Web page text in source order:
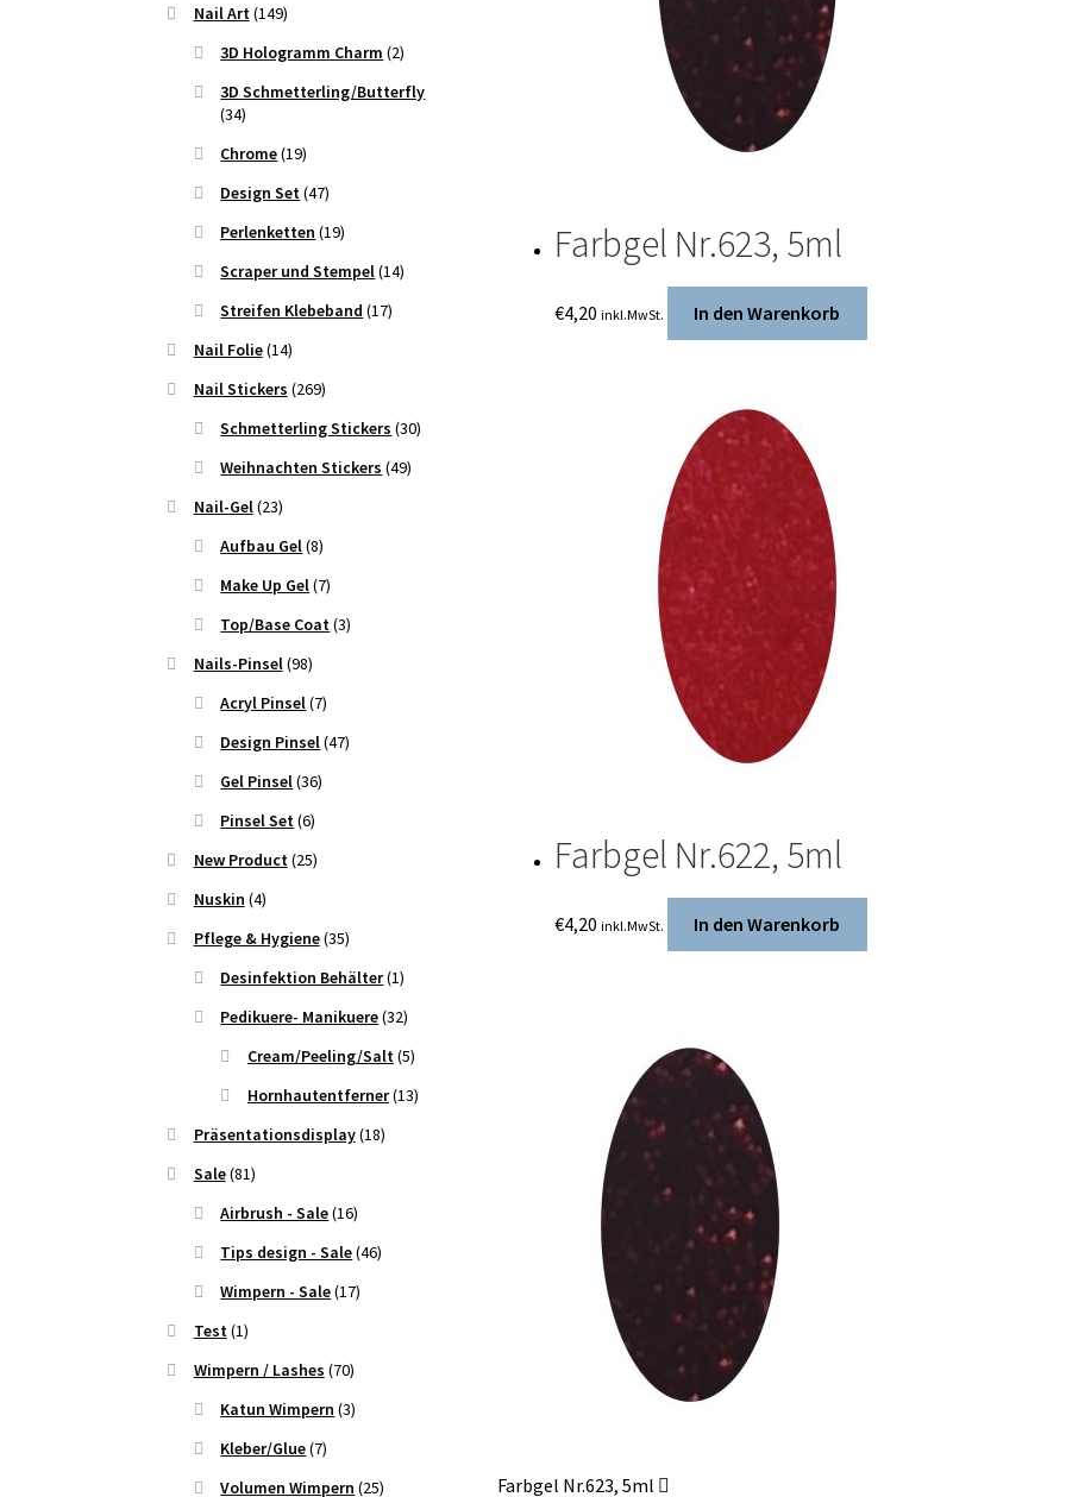
Farbgel Nr.623, 5ml
€4,20 inkl.MwSt. In den Warenkorb
Farbgel Nr.622, 5ml
€4,20 inkl.MwSt. In den Warenkorb
Farbgel Nr.623, 5ml
Nail Art (149)
3D Hologramm Charm (2)
3D Schmetterling/Butterfly
(34)
Chrome(19)
Design Set (47)
Perlenketten (19)
Scraper und Stempel(14)
Streifen Klebeband (17)
Nail Folie(14)
Nail Stickers (269)
Schmetterling Stickers (30)
Weihnachten Stickers (49)
Nail-Gel(23)
Aufbau Gel(8)
Make Up Gel(7)
Top/Base Coat (3)
Nails-Pinsel(98)
Acryl Pinsel(7)
Design Pinsel(47)
Gel Pinsel(36)
Pinsel Set (6)
New Product (25)
Nuskin (4)
Pflege & Hygiene(35)
Desinfektion Behälter(1)
Pedikuere- Manikuere(32)
Cream/Peeling/Salt (5)
Hornhautentferner(13)
Präsentationsdisplay(18)
Sale(81)
Airbrush - Sale(16)
Tips design - Sale(46)
Wimpern - Sale(17)
Test (1)
Wimpern / Lashes (70)
Katun Wimpern (3)
Kleber/Glue(7)
Volumen Wimpern (25)